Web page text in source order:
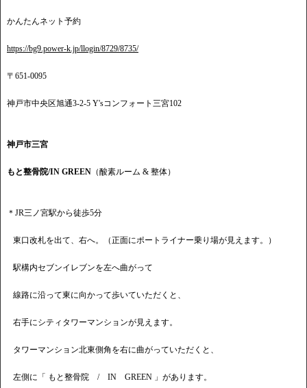
かんたんネット予約
https://bg9.power-k.jp/llogin/8729/8735/
〒651-0095
神戸市中央区旭通3-2-5 Y'sコンフォート三宮102
神戸市三宮
もと整骨院/IN GREEN （酸素ルーム & 整体）
＊JR三ノ宮駅から徒歩5分
東口改札を出て、右へ。（正面にポートライナー乗り場が見えます。）
駅構内セブンイレブンを左へ曲がって
線路に沿って東に向かって歩いていただくと、
右手にシティタワーマンションが見えます。
タワーマンション北東側角を右に曲がっていただくと、
左側に「 もと整骨院 / IN GREEN 」があります。